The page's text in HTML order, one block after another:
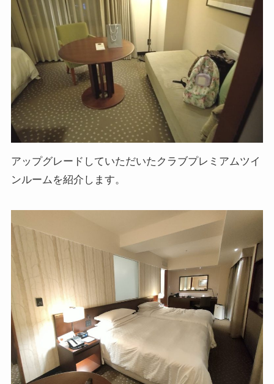
アップグレードしていただいたクラブプレミアムツイ
ンルームを紹介します。